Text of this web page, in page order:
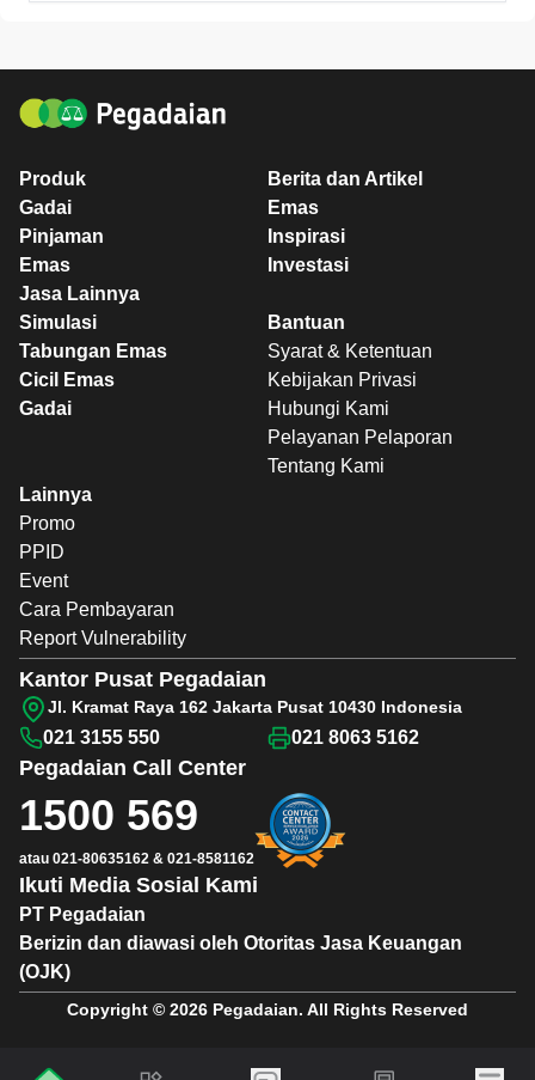
Produk
Gadai
Pinjaman
Emas
Jasa Lainnya
Berita dan Artikel
Emas
Inspirasi
Investasi
Simulasi
Tabungan Emas
Cicil Emas
Gadai
Bantuan
Syarat & Ketentuan
Kebijakan Privasi
Hubungi Kami
Pelayanan Pelaporan
Tentang Kami
Lainnya
Promo
PPID
Event
Cara Pembayaran
Report Vulnerability
PT Pegadaian
Berizin dan diawasi oleh Otoritas Jasa Keuangan
(OJK)
Ikuti Media Sosial Kami
Pegadaian Call Center
1500 569
atau 021-80635162 & 021-8581162
Kantor Pusat Pegadaian
Jl. Kramat Raya 162 Jakarta Pusat 10430 Indonesia
021 3155 550 021 8063 5162
Copyright © 2026 Pegadaian. All Rights Reserved